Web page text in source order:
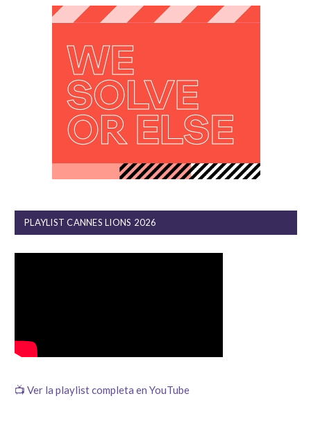
PLAYLIST CANNES LIONS 2026
📺 Ver la playlist completa en YouTube